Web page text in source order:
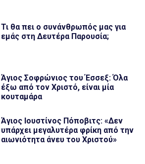
Τι θα πει ο συνάνθρωπός μας για
εμάς στη Δευτέρα Παρουσία;
Άγιος Σοφρώνιος του Έσσεξ: Όλα
έξω από τον Χριστό, είναι μία
κουταμάρα
Άγιος Ιουστίνος Πόποβιτς: «Δεν
υπάρχει μεγαλυτέρα φρίκη από την
αιωνιότητα άνευ του Χριστού»